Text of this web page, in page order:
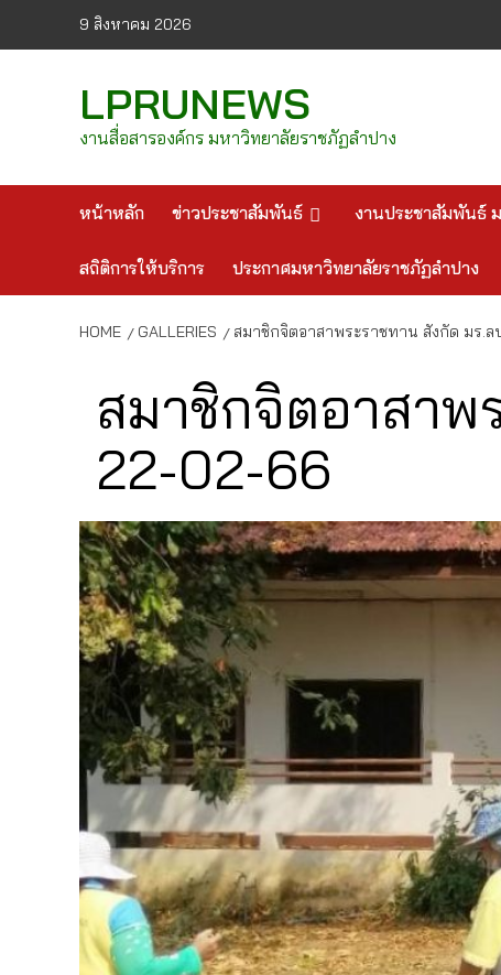
9 สิงหาคม 2026
LPRUNEWS
งานสื่อสารองค์กร มหาวิทยาลัยราชภัฏลำปาง
หน้าหลัก ข่าวประชาสัมพันธ์ งานประชาสัมพันธ์
สถิติการให้บริการ ประกาศมหาวิทยาลัยราชภัฏลำปาง
HOME GALLERIES สมาชิกจิตอาสาพระราชทาน สังกัด มร
สมาชิกจิตอาสา
22-02-66